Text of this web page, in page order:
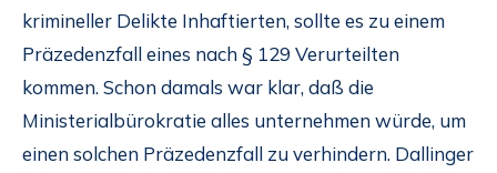
krimineller Delikte Inhaftierten, sollte es zu einem
Präzedenzfall eines nach § 129 Verurteilten
kommen. Schon damals war klar, daß die
Ministerialbürokratie alles unternehmen würde, um
einen solchen Präzedenzfall zu verhindern. Dallinger